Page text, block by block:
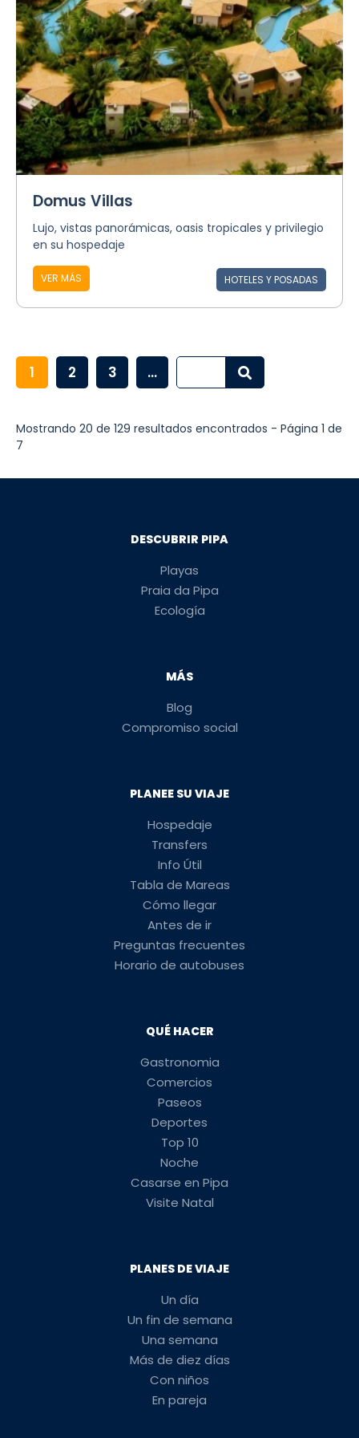
Domus Villas
Lujo, vistas panorámicas, oasis tropicales y privilegio
en su hospedaje
VER MÁS HOTELES Y POSADAS
1 2 3 ...
Mostrando 20 de 129 resultados encontrados - Página 1 de
7
DESCUBRIR PIPA
Playas
Praia da Pipa
Ecología
MÁS
Blog
Compromiso social
PLANEE SU VIAJE
Hospedaje
Transfers
Info Útil
Tabla de Mareas
Cómo llegar
Antes de ir
Preguntas frecuentes
Horario de autobuses
QUÉ HACER
Gastronomia
Comercios
Paseos
Deportes
Top 10
Noche
Casarse en Pipa
Visite Natal
PLANES DE VIAJE
Un día
Un fin de semana
Una semana
Más de diez días
Con niños
En pareja